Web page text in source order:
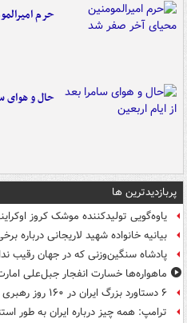
حرم
حال و هوای
پربازدیدترین ها
یاوه‌گویی تولیدکننده موشک کروز
بیانیه خانواده شهید لاریجانی درباره
پادشاه سنگین‌وزنی که در جهان رقیب
ماهواره‌ها خسارت انفجار جبل‌علی امارت
۶ دستاورد بزرگ ایران در ۱۶۰ روز رهبری رهبر انقلاب
ترامپ: همه چیز درباره ایران به طور